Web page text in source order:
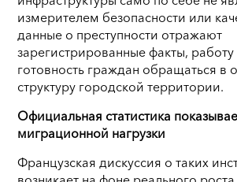
измерителем безопасности или
данные о преступности отражают
зарегистрированные факты,
готовность граждан обращаться в
структуру городской территории.
Официальная статистика
миграционной нагрузки
Французская дискуссия о таких